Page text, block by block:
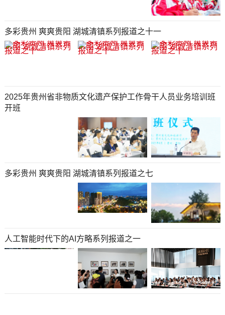
多彩贵州 爽爽贵阳 湖城清镇系列报道之十一
2025年贵州省非物质文化遗产保护工作骨干人员业务培训班
开班
多彩贵州 爽爽贵阳 湖城清镇系列报道之七
人工智能时代下的AI方略系列报道之一